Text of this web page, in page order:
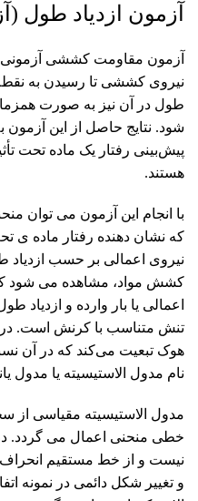
آزمون ازدیاد
آزمون مقاومت کششی
نیروی کششی تا رسیدن به
طول در آن نیز به ‌صورت
‌شود. نتایج حاصل از این
پیش‌بینی رفتار یک ماده تحت
هستند.
با انجام این آزمون می توان
که نشان دهنده رفتار ماده
نیروی اعمالی بر حسب
کشش مواد، مشاهده می شود که
اعمالی یا بار وارده و ازدیاد
تنش متناسب با کرنش است. در
هوک تبعیت می‌کند که در آن
نام مدول الاستیسیته یا مدول
مدول الاستیسیته مقیاسی از
خطی منحنی اعمال می‌ گردد.
نیست و از خط مستقیم انحراف
و تغییر شکل دائمی در نمونه